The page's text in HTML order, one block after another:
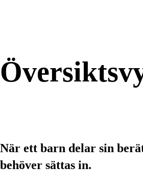
När ett barn delar sin
behöver sättas in.